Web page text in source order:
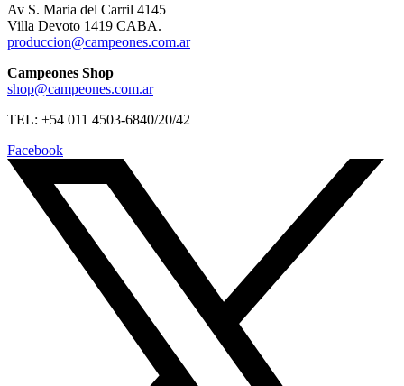
Av S. Maria del Carril 4145
Villa Devoto 1419 CABA.
produccion@campeones.com.ar
Campeones Shop
shop@campeones.com.ar
TEL: +54 011 4503-6840/20/42
Facebook